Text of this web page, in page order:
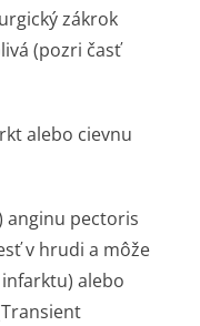
zákrok
(pozri časť
alebo cievnu
anginu pectoris
v hrudi a môže
alebo